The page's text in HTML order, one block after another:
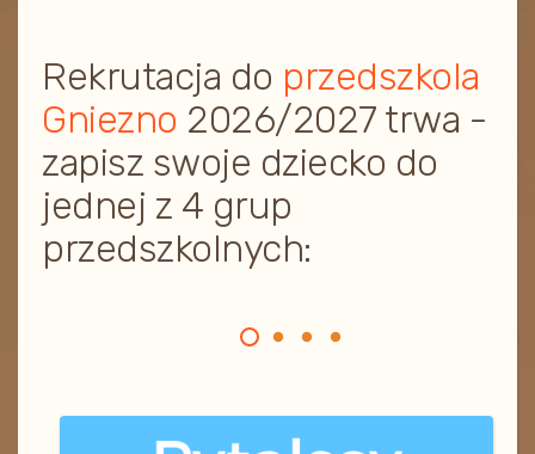
Rekrutacja do przedszkola
Gniezno 2026/2027 trwa -
zapisz swoje dziecko do
jednej z 4 grup
przedszkolnych: